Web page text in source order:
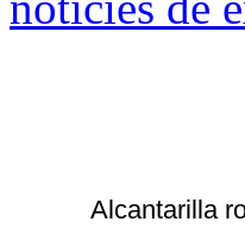
Alcantarilla